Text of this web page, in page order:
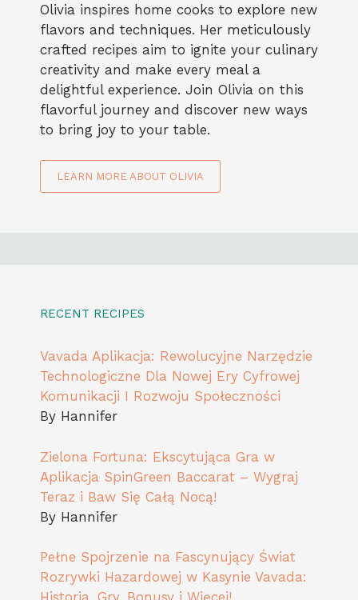
Olivia inspires home cooks to explore new
flavors and techniques. Her meticulously
crafted recipes aim to ignite your culinary
creativity and make every meal a
delightful experience. Join Olivia on this
flavorful journey and discover new ways
to bring joy to your table.
LEARN MORE ABOUT OLIVIA
RECENT RECIPES
Vavada Aplikacja: Rewolucyjne Narzędzie
Technologiczne Dla Nowej Ery Cyfrowej
Komunikacji I Rozwoju Społeczności
By Hannifer
Zielona Fortuna: Ekscytująca Gra w
Aplikacja SpinGreen Baccarat – Wygraj
Teraz i Baw Się Całą Nocą!
By Hannifer
Pełne Spojrzenie na Fascynujący Świat
Rozrywki Hazardowej w Kasynie Vavada: